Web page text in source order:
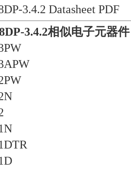
3.4.2 Datasheet PDF
3.4.2相似电子元器